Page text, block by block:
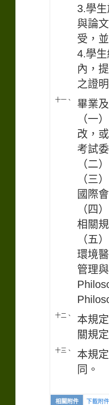
3.學
與論
受，
4.學
內，
之證明
十一、
畢業
（一
改，
考試
（二
（三
國際
（四
相關
（五
環境
管理
十二、
本規
關規
十三、
本規
同。
相關附件 下載附